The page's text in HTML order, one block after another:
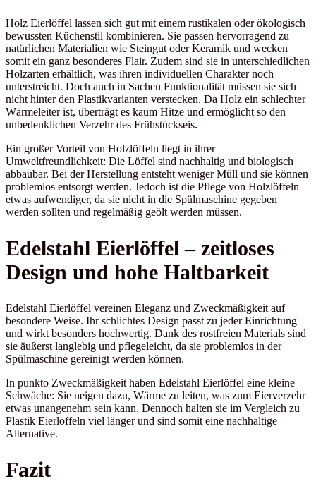
Holz Eierlöffel lassen sich gut mit einem rustikalen oder ökologisch
bewussten Küchenstil kombinieren. Sie passen hervorragend zu
natürlichen Materialien wie Steingut oder Keramik und wecken
somit ein ganz besonderes Flair. Zudem sind sie in unterschiedlichen
Holzarten erhältlich, was ihren individuellen Charakter noch
unterstreicht. Doch auch in Sachen Funktionalität müssen sie sich
nicht hinter den Plastikvarianten verstecken. Da Holz ein schlechter
Wärmeleiter ist, überträgt es kaum Hitze und ermöglicht so den
unbedenklichen Verzehr des Frühstückseis.
Ein großer Vorteil von Holzlöffeln liegt in ihrer
Umweltfreundlichkeit: Die Löffel sind nachhaltig und biologisch
abbaubar. Bei der Herstellung entsteht weniger Müll und sie können
problemlos entsorgt werden. Jedoch ist die Pflege von Holzlöffeln
etwas aufwendiger, da sie nicht in die Spülmaschine gegeben
werden sollten und regelmäßig geölt werden müssen.
Edelstahl Eierlöffel – zeitloses
Design und hohe Haltbarkeit
Edelstahl Eierlöffel vereinen Eleganz und Zweckmäßigkeit auf
besondere Weise. Ihr schlichtes Design passt zu jeder Einrichtung
und wirkt besonders hochwertig. Dank des rostfreien Materials sind
sie äußerst langlebig und pflegeleicht, da sie problemlos in der
Spülmaschine gereinigt werden können.
In punkto Zweckmäßigkeit haben Edelstahl Eierlöffel eine kleine
Schwäche: Sie neigen dazu, Wärme zu leiten, was zum Eierverzehr
etwas unangenehm sein kann. Dennoch halten sie im Vergleich zu
Plastik Eierlöffeln viel länger und sind somit eine nachhaltige
Alternative.
Fazit